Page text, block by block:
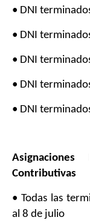
• DNI
• DNI
• DNI
• DNI
• DNI
Contributivas
• Todas las
al 8 de julio